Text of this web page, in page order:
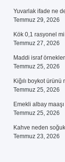
Yuvarlak ifade ne
Temmuz 29, 2026
Kök 0,1 rasyonel
Temmuz 27, 2026
Maddi israf
Temmuz 25, 2026
Kiğılı boykot ürünü
Temmuz 25, 2026
Emekli albay
Temmuz 25, 2026
Kahve neden
Temmuz 23, 2026